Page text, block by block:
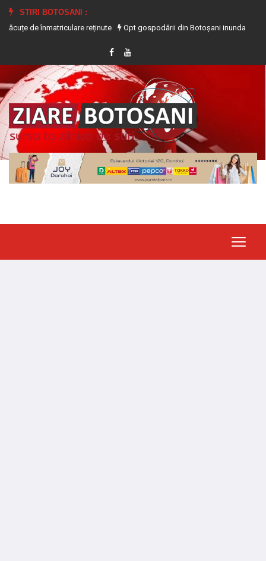
STIRI BOTOSANI :
reținute
Opt gospodării din Botoșani inundate în urma